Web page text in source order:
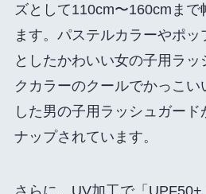
ズとして110cm〜160cmま
ます。パステルカラーやポ
としたかわいい女の子用ラ
クカラーのクールでかっこい
した男の子用ラッシュガー
ナップされています。
さらに、UV加工で「